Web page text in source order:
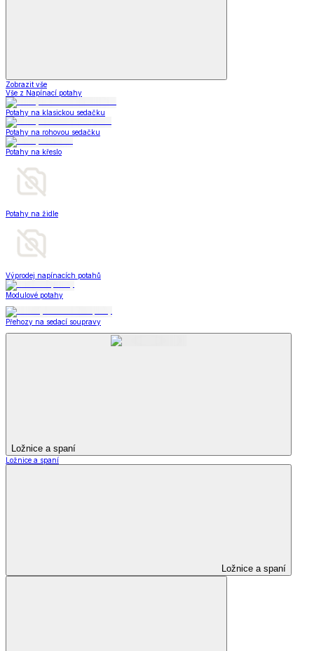
Zobrazit vše
Vše z Napínací potahy
Potahy na klasickou sedačku
Potahy na rohovou sedačku
Potahy na křeslo
Potahy na židle
Výprodej napínacích potahů
Modulové potahy
Přehozy na sedací soupravy
Ložnice a spaní
Ložnice a spaní
Ložnice a spaní